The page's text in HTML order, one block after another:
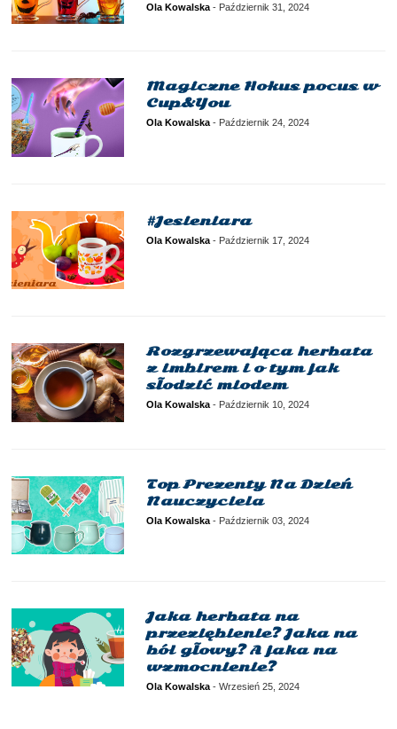
Ola Kowalska - Październik 31, 2024
Magiczne Hokus pocus w
Cup&You
Ola Kowalska - Październik 24, 2024
#Jesieniara
Ola Kowalska - Październik 17, 2024
Rozgrzewająca herbata
z imbirem i o tym jak
słodzić miodem
Ola Kowalska - Październik 10, 2024
Top Prezenty Na Dzień
Nauczyciela
Ola Kowalska - Październik 03, 2024
Jaka herbata na
przeziębienie? Jaka na
ból głowy? A jaka na
wzmocnienie?
Ola Kowalska - Wrzesień 25, 2024